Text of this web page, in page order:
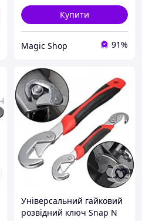
Купити
Magic Shop 91%
Універсальний гайковий
розвідний ключ Snap N